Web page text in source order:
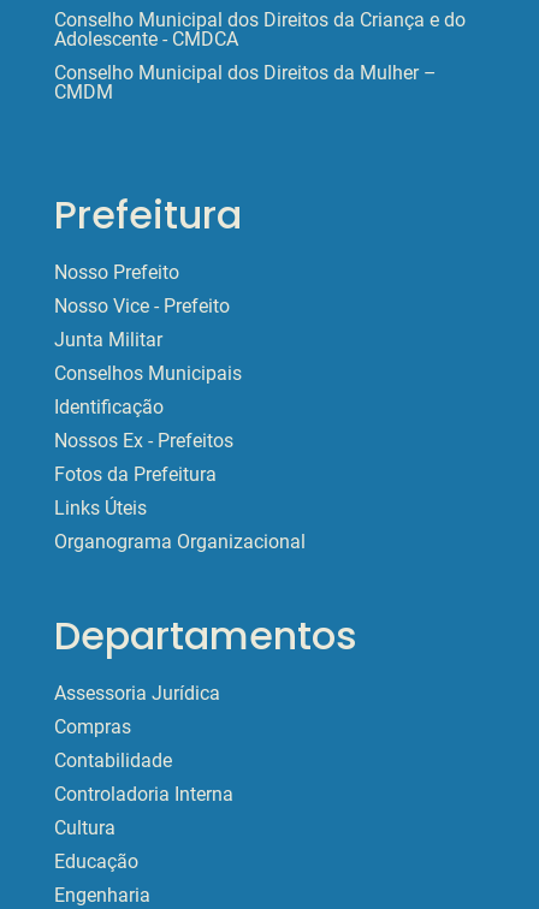
Conselho Municipal dos Direitos da Criança e do
Adolescente - CMDCA
Conselho Municipal dos Direitos da Mulher –
CMDM
Prefeitura
Nosso Prefeito
Nosso Vice - Prefeito
Junta Militar
Conselhos Municipais
Identificação
Nossos Ex - Prefeitos
Fotos da Prefeitura
Links Úteis
Organograma Organizacional
Departamentos
Assessoria Jurídica
Compras
Contabilidade
Controladoria Interna
Cultura
Educação
Engenharia